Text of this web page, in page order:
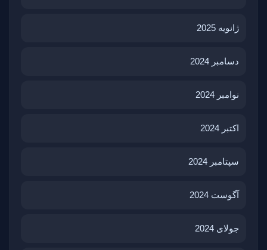
ژانویه 2025
دسامبر 2024
نوامبر 2024
اکتبر 2024
سپتامبر 2024
آگوست 2024
جولای 2024